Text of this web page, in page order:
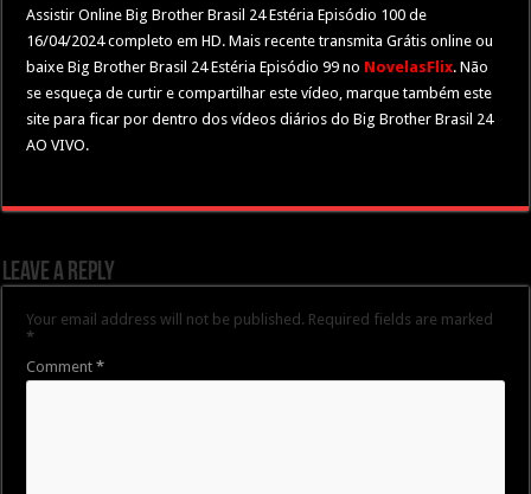
Assistir Online Big Brother Brasil 24 Estéria Episódio 100 de
16/04/2024 completo em HD. Mais recente transmita Grátis online ou
baixe Big Brother Brasil 24 Estéria Episódio 99 no NovelasFlix. Não
se esqueça de curtir e compartilhar este vídeo, marque também este
site para ficar por dentro dos vídeos diários do Big Brother Brasil 24
AO VIVO.
Leave a Reply
Your email address will not be published. Required fields are marked
*
Comment*